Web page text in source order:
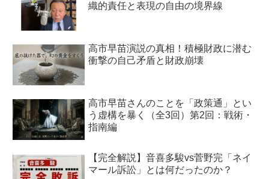
織的責任と表現の自由の境界線
高市早苗演説の真相！積極財政に潜む
衝撃の自己矛盾と財政崩壊
高市早苗さんのことを「政策通」とい
う虚構を暴く（全3回）第2回：戦術・
指南編
【完全解説】音喜多駿vs菅野完「ネイ
マール訴訟」とは何だったのか？